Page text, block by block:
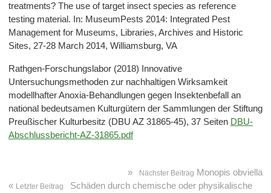
treatments? The use of target insect species as reference
testing material. In: MuseumPests 2014: Integrated Pest
Management for Museums, Libraries, Archives and Historic
Sites, 27-28 March 2014, Williamsburg, VA
Rathgen-Forschungslabor (2018) Innovative
Untersuchungsmethoden zur nachhaltigen Wirksamkeit
modellhafter Anoxia-Behandlungen gegen Insektenbefall an
national bedeutsamen Kulturgütern der Sammlungen der Stiftung
Preußischer Kulturbesitz (DBU AZ 31865-45), 37 Seiten DBU-
Abschlussbericht-AZ-31865.pdf
» Nächster Beitrag Monopis obviella
« Letzter Beitrag
Schäden durch chemische oder physikalische